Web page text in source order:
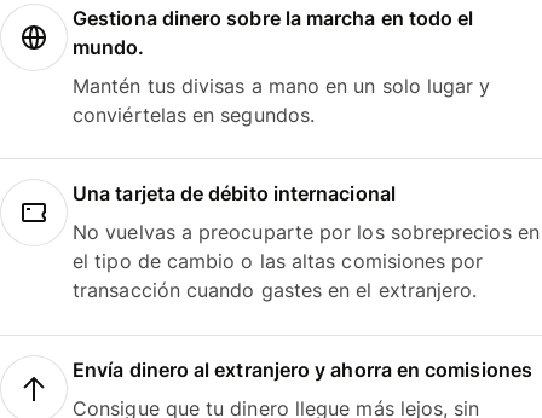
Gestiona dinero sobre la marcha en todo el
mundo.
Mantén tus divisas a mano en un solo lugar y
conviértelas en segundos.
Una tarjeta de débito internacional
No vuelvas a preocuparte por los sobreprecios en
el tipo de cambio o las altas comisiones por
transacción cuando gastes en el extranjero.
Envía dinero al extranjero y ahorra en comisiones
Consigue que tu dinero llegue más lejos, sin